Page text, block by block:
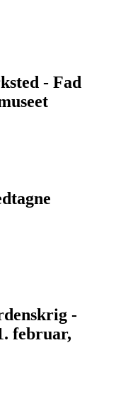
- Fad
-
februar,